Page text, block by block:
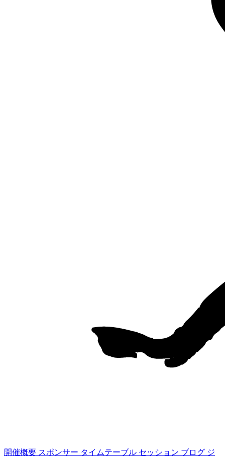
開催概要 スポンサー タイムテーブル セッション ブログ ジ